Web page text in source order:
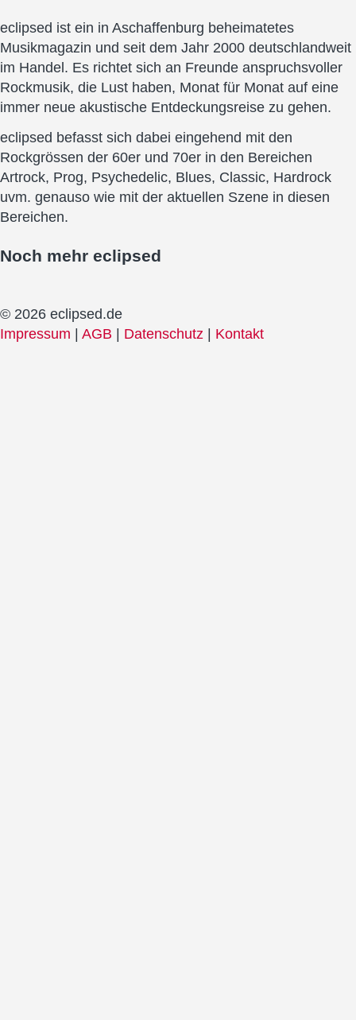
eclipsed ist ein in Aschaffenburg beheimatetes
Musikmagazin und seit dem Jahr 2000 deutschlandweit
im Handel. Es richtet sich an Freunde anspruchsvoller
Rockmusik, die Lust haben, Monat für Monat auf eine
immer neue akustische Entdeckungsreise zu gehen.
eclipsed befasst sich dabei eingehend mit den
Rockgrössen der 60er und 70er in den Bereichen
Artrock, Prog, Psychedelic, Blues, Classic, Hardrock
uvm. genauso wie mit der aktuellen Szene in diesen
Bereichen.
Noch mehr eclipsed
© 2026 eclipsed.de
Impressum | AGB | Datenschutz | Kontakt